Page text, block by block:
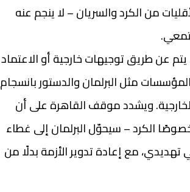
من الكرد والسريان – لا ينجم عنه
يتم عن طريق توجيهات خارجية أو الاعتماد
مثل البرلمان والدستور بانسجام
ويشدد موقف القاهرة على أن
الكرد – سيحوّل البرلمان إلى غطاء
مع إعادة تدوير الأزمة بدلًا من